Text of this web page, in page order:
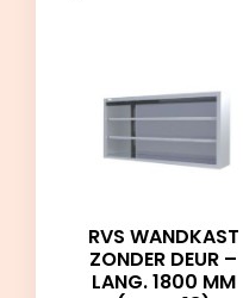
RVS WANDKAST
ZONDER DEUR –
LANG. 1800 MM